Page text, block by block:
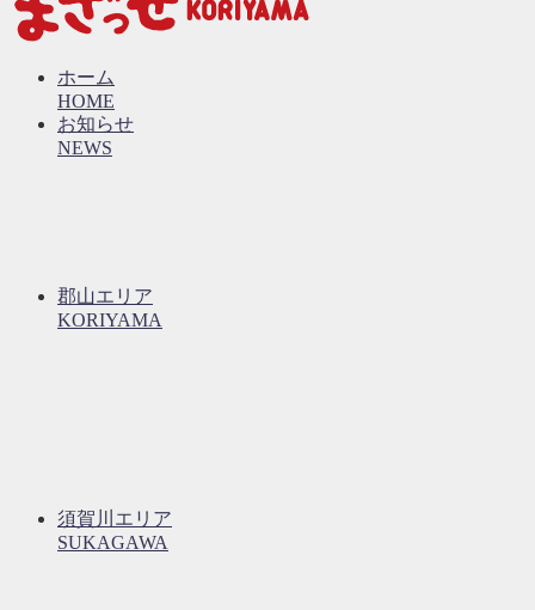
ホーム
HOME
お知らせ
NEWS
郡山エリア
KORIYAMA
須賀川エリア
SUKAGAWA